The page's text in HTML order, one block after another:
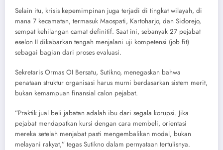
​Selain itu, krisis kepemimpinan juga terjadi di tingkat wilayah, di
mana 7 kecamatan, termasuk Maospati, Kartoharjo, dan Sidorejo,
sempat kehilangan camat definitif. Saat ini, sebanyak 27 pejabat
eselon II dikabarkan tengah menjalani uji kompetensi (job fit)
sebagai bagian dari proses evaluasi.
​Sekretaris Ormas OI Bersatu, Sutikno, menegaskan bahwa
penataan struktur organisasi harus murni berdasarkan sistem merit,
bukan kemampuan finansial calon pejabat.
​”Praktik jual beli jabatan adalah ibu dari segala korupsi. Jika
pejabat mendapatkan kursi dengan cara membeli, orientasi
mereka setelah menjabat pasti mengembalikan modal, bukan
melayani rakyat,” tegas Sutikno dalam pernyataan tertulisnya.